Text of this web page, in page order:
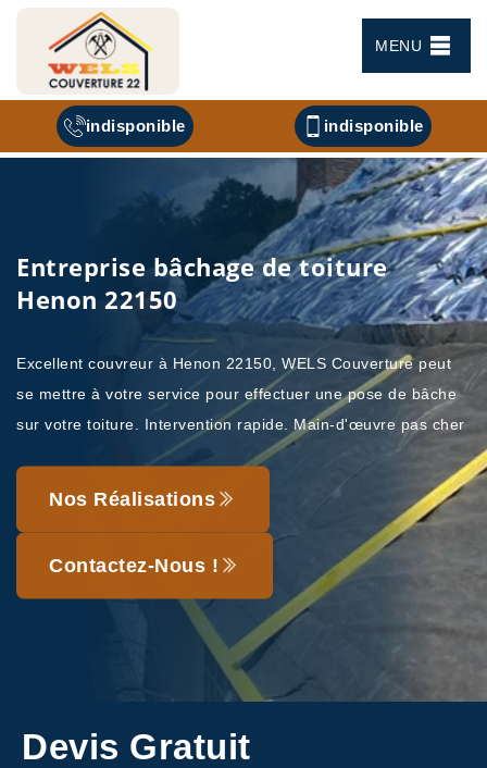
MENU
indisponible indisponible
Entreprise bâchage de toiture
Henon 22150
Excellent couvreur à Henon 22150, WELS Couverture peut
se mettre à votre service pour effectuer une pose de bâche
sur votre toiture. Intervention rapide. Main-d'œuvre pas cher
Nos Réalisations
Contactez-Nous !
Devis Gratuit